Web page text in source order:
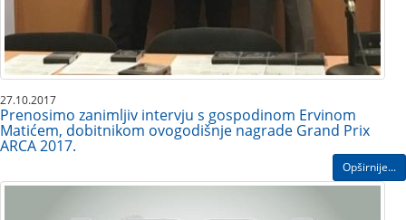
27.10.2017
Prenosimo zanimljiv intervju s gospodinom Ervinom
Matićem, dobitnikom ovogodišnje nagrade Grand Prix
ARCA 2017.
Opširnije...